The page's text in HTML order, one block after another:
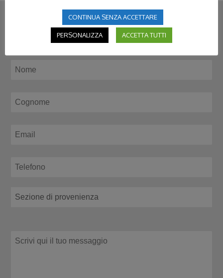
CONTATTACI
CONTINUA SENZA ACCETTARE
PERSONALIZZA ACCETTA TUTTI